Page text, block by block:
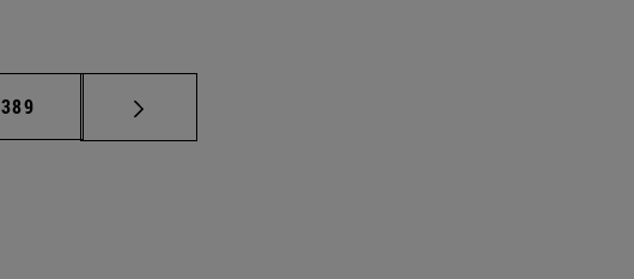
Use TAB para desplazarse.
Página
389